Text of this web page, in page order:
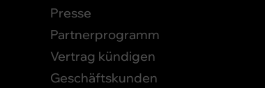
Presse
Partnerprogramm
Vertrag kündigen
Geschäftskunden